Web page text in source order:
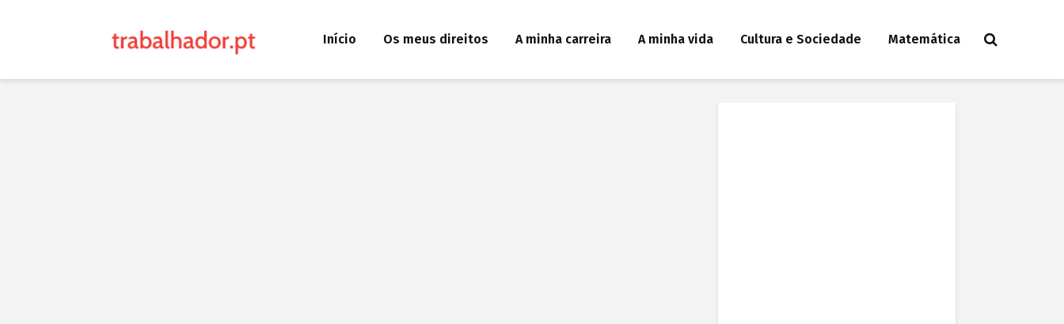
Início Os meus direitos A minha carreira A minha vida Cultura e Sociedade Matemática